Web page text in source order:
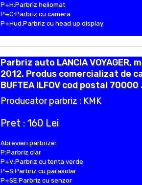
P+H:Parbriz heliomat
P+C:Parbriz cu camera
P+Hud:Parbriz cu head up display
Parbriz auto LANCIA VOYAGER,
2012. Produs comercializat de
BUFTEA ILFOV cod postal 70000
Producator parbriz : KMK
Pret : 160 Lei
Abrevieri parbrize:
P:Parbriz clar
P+V:Parbriz cu tenta verde
P+S:Parbriz cu parasolar
P+SE:Parbriz cu senzor